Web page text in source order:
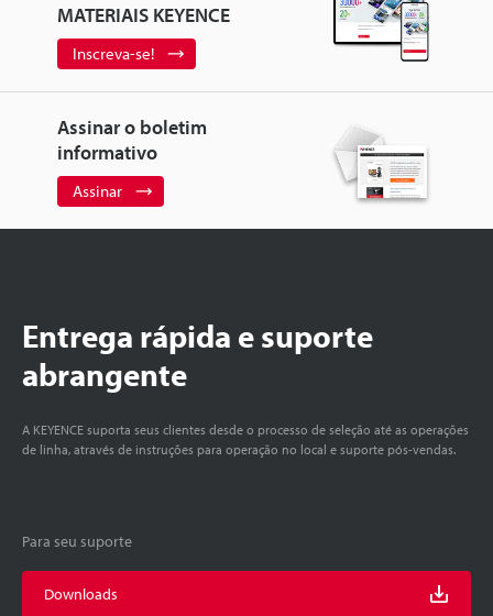
MATERIAIS KEYENCE
Inscreva-se!
Assinar o boletim
informativo
Assinar
Entrega rápida e suporte
abrangente
A KEYENCE suporta seus clientes desde o processo de seleção até as operações
de linha, através de instruções para operação no local e suporte pós-vendas.
Para seu suporte
Downloads